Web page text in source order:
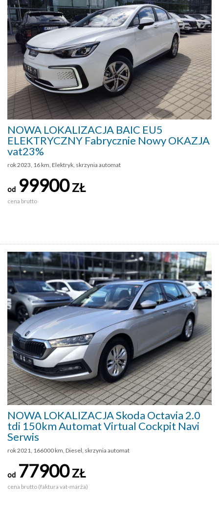
NOWA LOKALIZACJA BAIC EU5
ELEKTRYCZNY Fabrycznie Nowy OKAZJA
vat23%
rok 2023, 16 km, Elektryk, skrzynia automat
od 99900ZŁ
cena brutto
NOWA LOKALIZACJA Skoda Octavia 2.0
tdi 150km Automat Virtual Cockpit Navi
Serwis
rok 2021, 166000 km, Diesel, skrzynia automat
od 77900ZŁ
cena brutto (faktura vat-marża)